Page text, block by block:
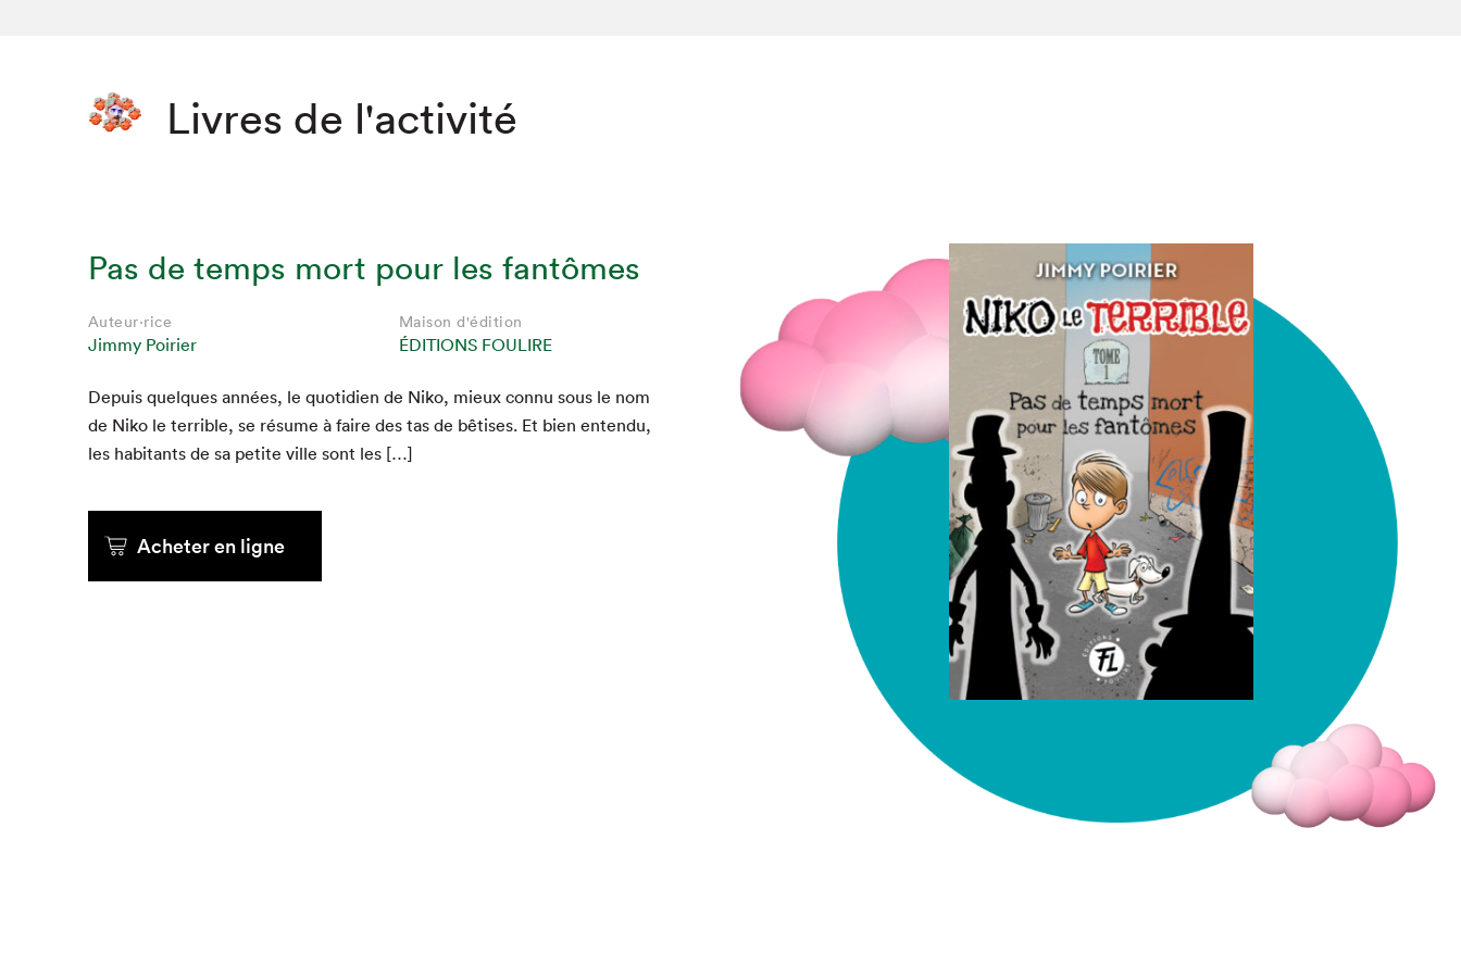
Livres de l'activité
Pas de temps mort pour les fantômes
Auteur·rice
Jimmy Poirier
Maison d'édition
ÉDITIONS FOULIRE
Depuis quelques années, le quo­ti­di­en de Niko, mieux con­nu sous le nom
de Niko le ter­ri­ble, se résume à faire des tas de bêtis­es. Et bien enten­du,
les habi­tants de sa petite ville sont les […]
Acheter en ligne